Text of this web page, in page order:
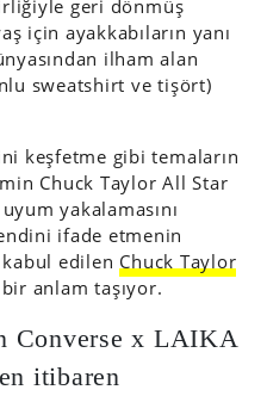
geri dönmüş
için ayakkabıların yanı
ilham alan
sweatshirt ve tişört)
keşfetme gibi temaların
Chuck Taylor All Star
yakalamasını
ifade etmenin
edilen Chuck Taylor
anlam taşıyor.
Converse x LAIKA
itibaren